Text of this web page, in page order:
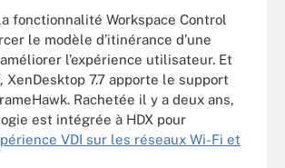
fonctionnalité Workspace Control
le modèle d’itinérance d’une
l’expérience utilisateur. Et
XenDesktop 7.7 apporte le support
Rachetée il y a deux ans,
est intégrée à HDX pour
VDI sur les réseaux Wi-Fi et